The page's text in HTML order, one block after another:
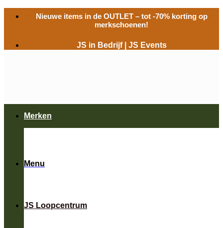
naar
Nieuwe items in de OUTLET– tot -70% korting op
merkschoenen!
JS in Bedrijf JS Events
Menu
JS Loopcentrum
Merken